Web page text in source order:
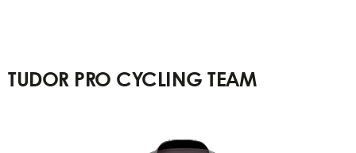
TUDOR PRO CYCLING TEAM